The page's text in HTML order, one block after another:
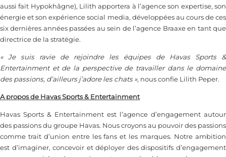
aussi fait Hypokhâgne), Lilith apportera à l’agence son expertise, son
énergie et son expérience social media, développées au cours de ces
six dernières années passées au sein de l’agence Braaxe en tant que
directrice de la stratégie.
« Je suis ravie de rejoindre les équipes de Havas Sports &
Entertainment et de la perspective de travailler dans le domaine
des passions, d’ailleurs j’adore les chats », nous confie Lilith Peper.
A propos de Havas Sports & Entertainment
Havas Sports & Entertainment est l’agence d’engagement autour
des passions du groupe Havas. Nous croyons au pouvoir des passions
comme trait d’union entre les fans et les marques. Notre ambition
est d’imaginer, concevoir et déployer des dispositifs d’engagement